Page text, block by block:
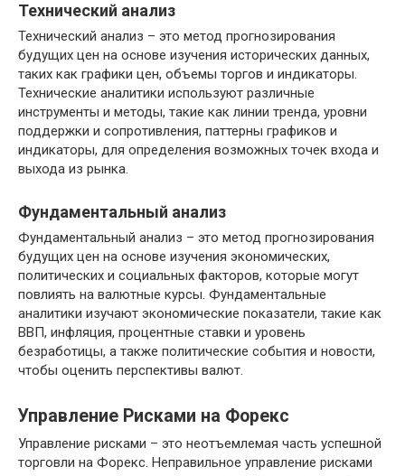
Технический анализ
Технический анализ – это метод прогнозирования
будущих цен на основе изучения исторических данных,
таких как графики цен, объемы торгов и индикаторы.
Технические аналитики используют различные
инструменты и методы, такие как линии тренда, уровни
поддержки и сопротивления, паттерны графиков и
индикаторы, для определения возможных точек входа и
выхода из рынка.
Фундаментальный анализ
Фундаментальный анализ – это метод прогнозирования
будущих цен на основе изучения экономических,
политических и социальных факторов, которые могут
повлиять на валютные курсы. Фундаментальные
аналитики изучают экономические показатели, такие как
ВВП, инфляция, процентные ставки и уровень
безработицы, а также политические события и новости,
чтобы оценить перспективы валют.
Управление Рисками на Форекс
Управление рисками – это неотъемлемая часть успешной
торговли на Форекс. Неправильное управление рисками